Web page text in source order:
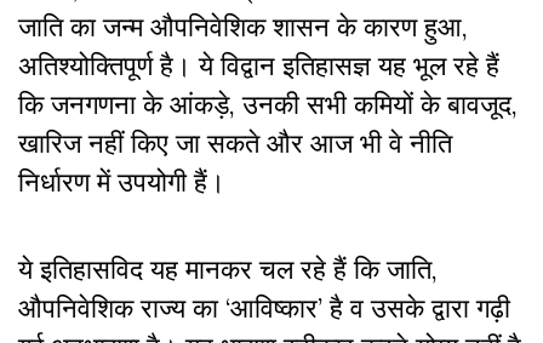
जाति का जन्म औपनिवेशिक शासन के कारण हुआ,
अतिश्योक्तिपूर्ण है। ये विद्वान इतिहासज्ञ यह भूल रहे हैं
कि जनगणना के आंकड़े, उनकी सभी कमियों के बावजूद,
खारिज नहीं किए जा सकते और आज भी वे नीति
निर्धारण में उपयोगी हैं।
ये इतिहासविद यह मानकर चल रहे हैं कि जाति,
औपनिवेशिक राज्य का ‘आविष्कार’ है व उसके द्वारा गढ़ी